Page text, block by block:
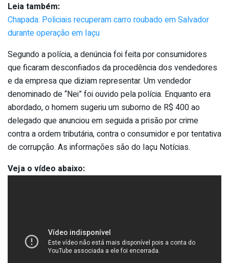
Leia também:
Chapada: Policiais recuperam carro roubado em Salvador
durante operação em Iaçu
Segundo a polícia, a denúncia foi feita por consumidores
que ficaram desconfiados da procedência dos vendedores
e da empresa que diziam representar. Um vendedor
denominado de “Nei” foi ouvido pela polícia. Enquanto era
abordado, o homem sugeriu um suborno de R$ 400 ao
delegado que anunciou em seguida a prisão por crime
contra a ordem tributária, contra o consumidor e por tentativa
de corrupção. As informações são do Iaçu Notícias.
Veja o vídeo abaixo: